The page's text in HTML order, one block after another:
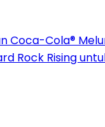
Coca-Cola®
Rock Rising